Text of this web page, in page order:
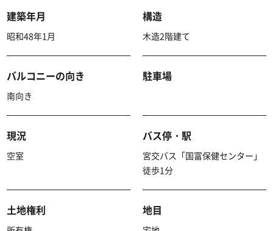
建築年月
昭和48年1月
構造
木造2階建て
バルコニーの向き
南向き
駐車場
現況
空室
バス停・駅
宮交バス「国富保健センター」
徒歩1分
土地権利 地目